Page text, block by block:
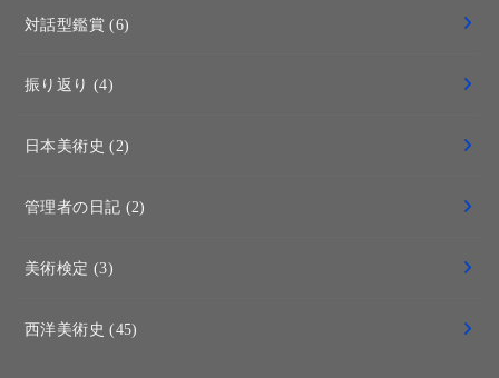
対話型鑑賞(6)
振り返り (4)
日本美術史(2)
管理者の日記 (2)
美術検定 (3)
西洋美術史(45)